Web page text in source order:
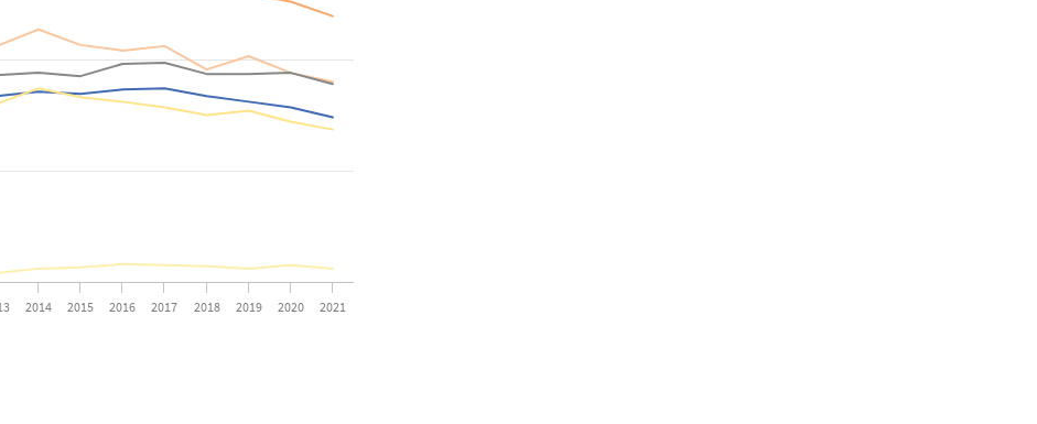
und nach Altersgruppen seit 2008
from 0.08 to 2.78.
2014 2015 2016 2017 2018 2019 2020 2021